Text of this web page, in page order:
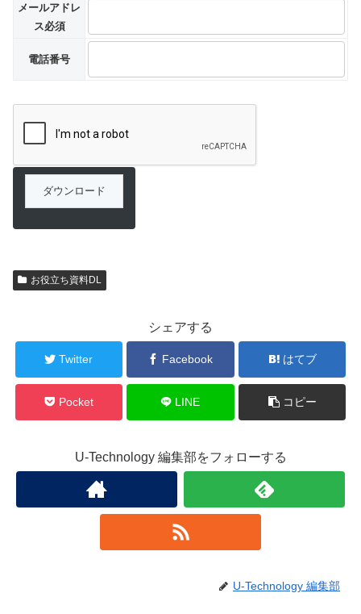
メールアドレ
ス必須
電話番号
お役立ち資料DL
シェアする
Twitter Facebook はてブ
Pocket LINE コピー
U-Technology 編集部をフォローする
U-Technology 編集部